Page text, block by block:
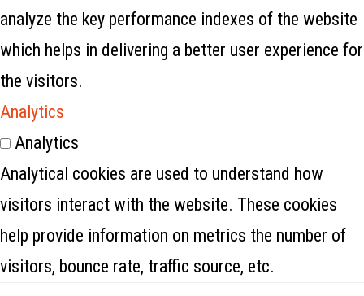
analyze the key performance indexes of the website
which helps in delivering a better user experience for
the visitors.
Analytics
Analytics
Analytical cookies are used to understand how
visitors interact with the website. These cookies
help provide information on metrics the number of
visitors, bounce rate, traffic source, etc.